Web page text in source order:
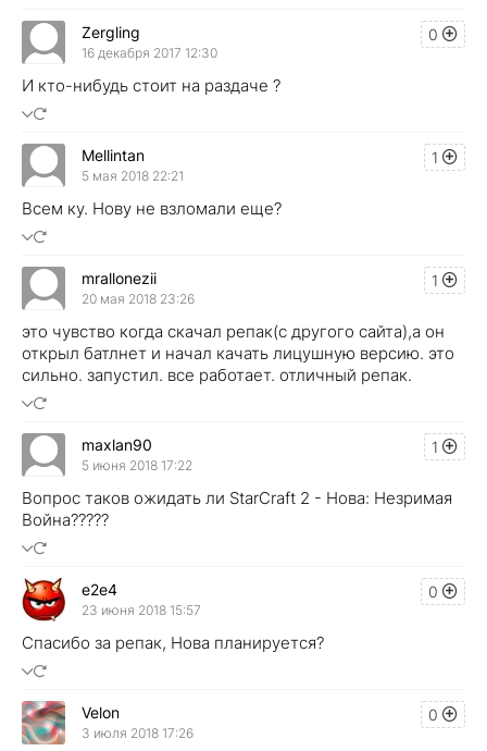
0
Zergling
16 декабря 2017 12:30
И кто-нибудь стоит на раздаче ?
1
Mellintan
5 мая 2018 22:21
Всем ку. Нову не взломали еще?
1
mrallonezii
20 мая 2018 23:26
это чувство когда скачал репак(с другого сайта),а он
открыл батлнет и начал качать лицушную версию. это
сильно. запустил. все работает. отличный репак.
1
maxlan90
5 июня 2018 17:22
Вопрос таков ожидать ли StarCraft 2 - Нова: Незримая
Война?????
0
e2e4
23 июня 2018 15:57
Спасибо за репак, Нова планируется?
0
Velon
3 июля 2018 17:26